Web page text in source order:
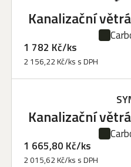
Kanalizační
1 782 Kč/ks
2 156,22 Kč/ks s DPH
Kanalizační
1 665,80 Kč/ks
2 015,62 Kč/ks s DPH